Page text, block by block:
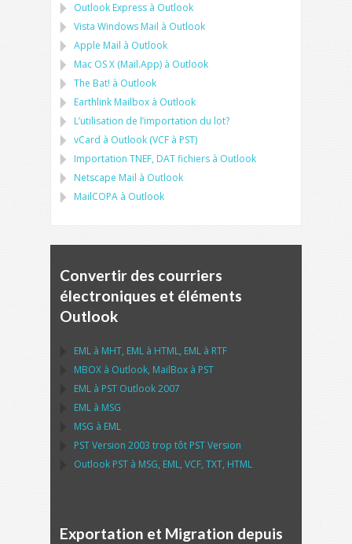
Outlook Express à Outlook
Vista Windows Mail à Outlook
Apple Mail à Outlook
Mac OS X (Mail.App) à Outlook
The Bat! à Outlook
Earthlink Mailbox à Outlook
L’utilisation de l’importation du lot?
vCard à Outlook (VCF à PST)
Importation TNEF, DATfichiers à Outlook
Netscape Mail à Outlook
MailCOPA à Outlook
Convertir des courriers
électroniques et éléments
Outlook
EML à MHT, EML à HTML, EML à RTF
MBOX à Outlook, MailBox à PST
EML à PST Outlook2007
EML à MSG
MSG à EML
PSTVersion 2003 trop tôt PSTVersion
Outlook PST à MSG, EML, VCF, TXT, HTML
Exportation et Migration depuis